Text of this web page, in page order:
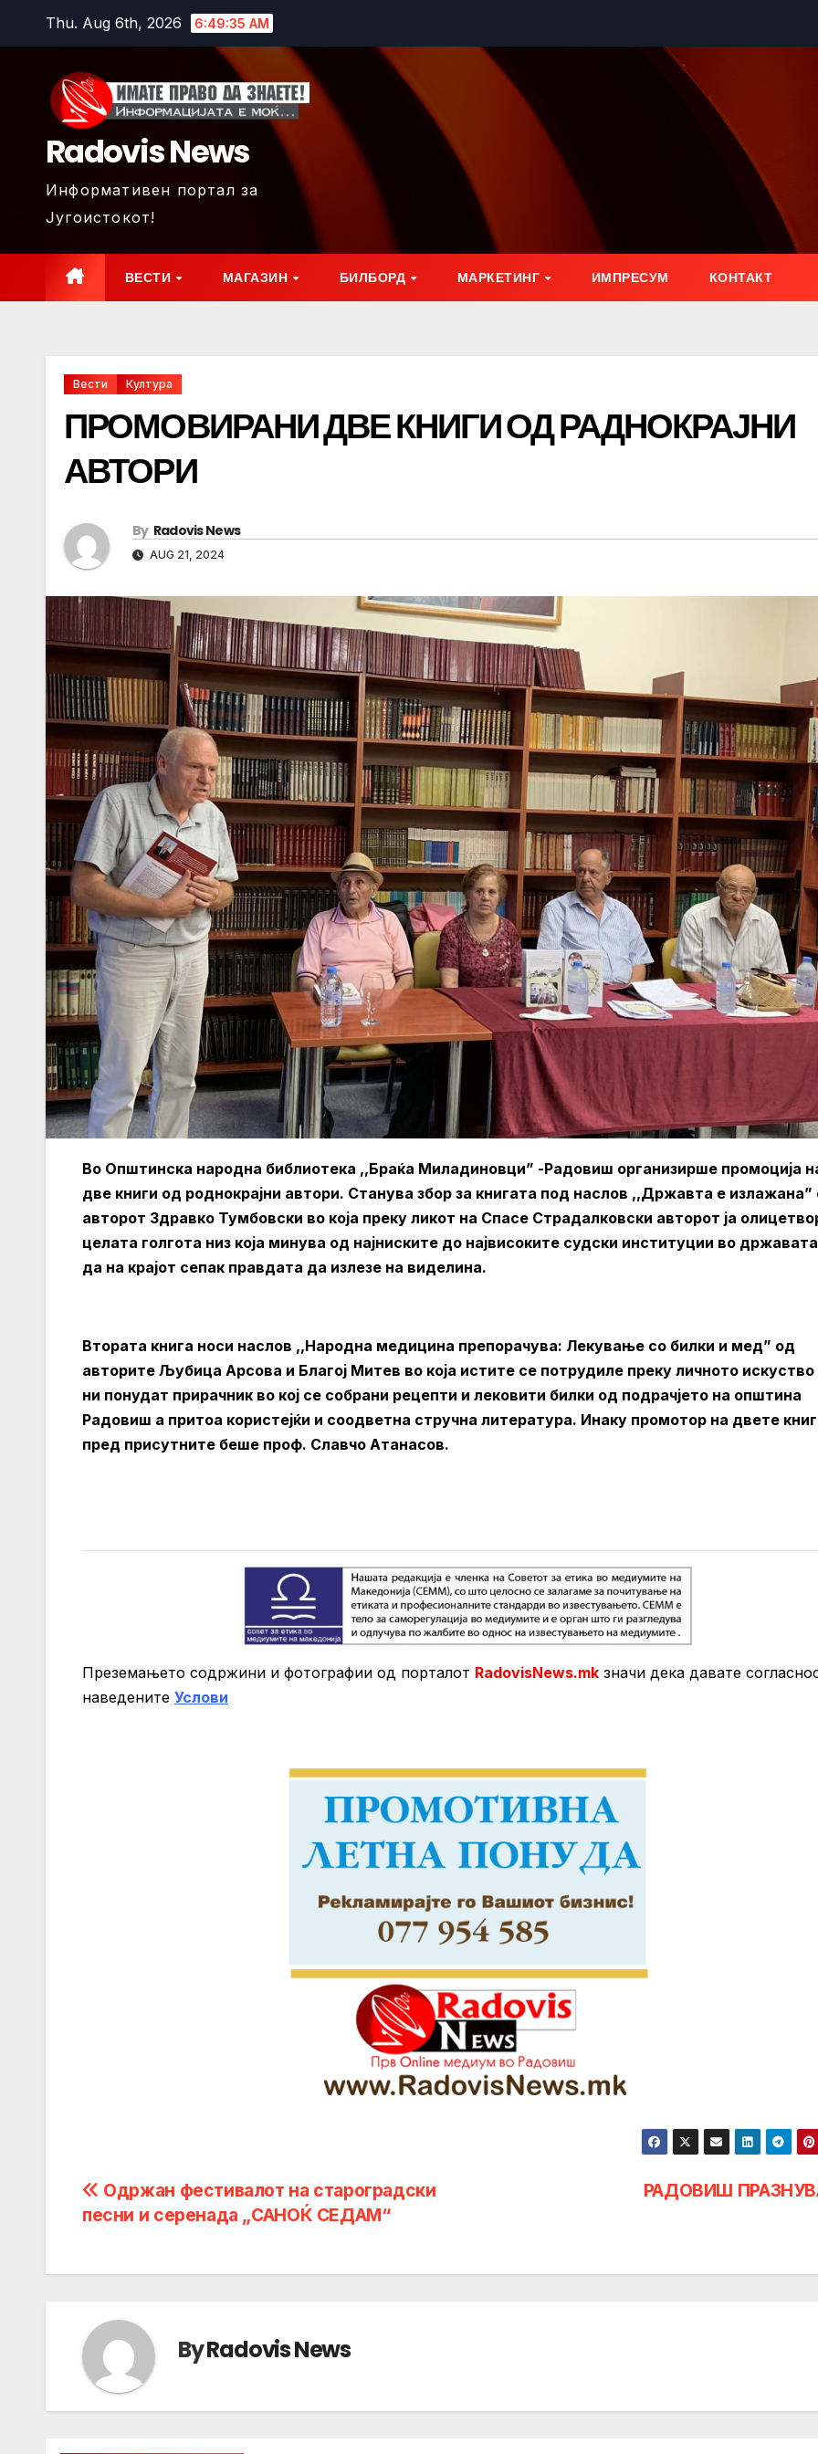
Thu. Aug 6th, 2026 6:49:37 AM
Radovis News
Информативен портал за
Југоистокот!
ВЕСТИ МАГАЗИН БИЛБОРД МАРКЕТИНГ ИМПРЕСУМ КОНТАКТ
Вести Култура
ПРОМОВИРАНИ ДВЕ КНИГИ ОД РАДНОКРАЈНИ
АВТОРИ
By Radovis News
AUG 21, 2024
Во Општинска народна библиотека ,,Браќа Миладиновци” -Радовиш организирше промоција
две книги од роднокрајни автори. Станува збор за книгата под наслов ,,Државта е излажана”
авторот Здравко Тумбовски во која преку ликот на Спасе Страдалковски авторот ја
целата голгота низ која минува од најниските до највисоките судски институции во
да на крајот сепак правдата да излезе на виделина.
Втората книга носи наслов ,,Народна медицина препорачува: Лекување со билки и мед” од
авторите Љубица Арсова и Благој Митев во која истите се потрудиле преку личното
ни понудат прирачник во кој се собрани рецепти и лековити билки од подрачјето на општина
Радовиш а притоа користејќи и соодветна стручна литература. Инаку промотор на двете
пред присутните беше проф. Славчо Атанасов.
Преземањето содржини и фотографии од порталот RadovisNews.mk значи дека давате
нaведените Услови
Post
navigation
РАДОВИШ
Одржан фестивалот на староградски
песни и серенада „САНОЌ СЕДАМ“
ByRadovis News